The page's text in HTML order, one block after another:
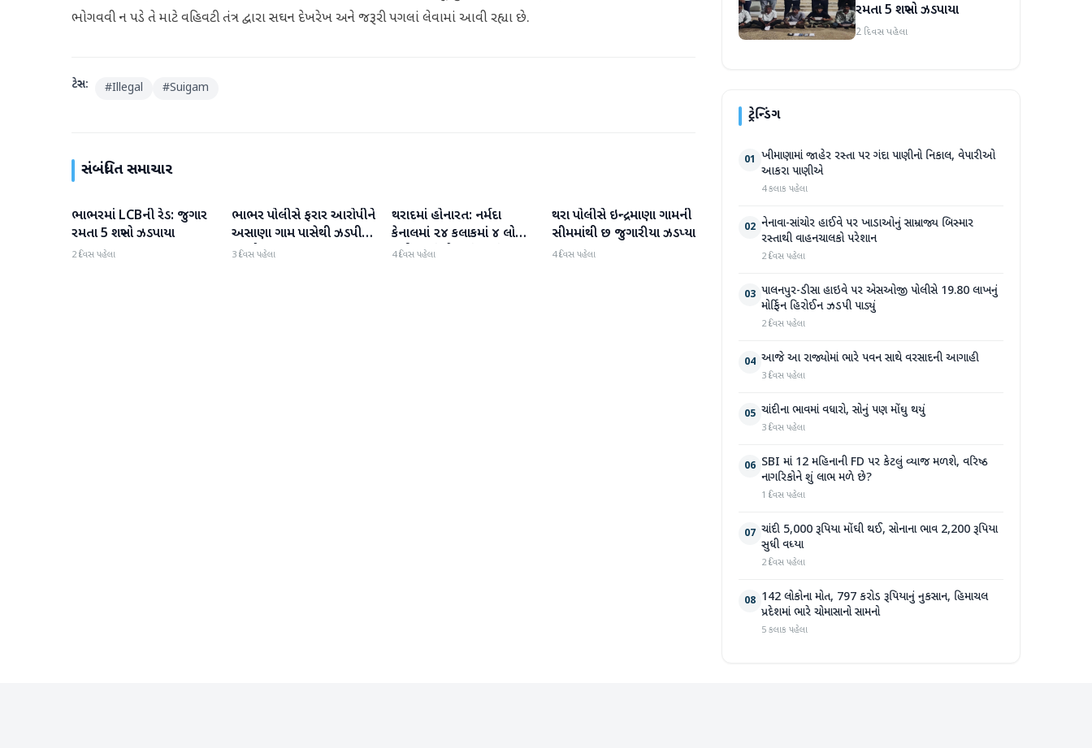
ભોગવવી ન પડે તે માટે વહિવટી તંત્ર દ્વારા સઘન દેખરેખ અને જરૂરી પગલાં લેવામાં આવી રહ્યા છે.
ટેગ્સ: #Illegal #Suigam
સંબંધિત સમાચાર
વાવ-થરાદ
ભાભરમાં LCBની રેડ: જુગાર
રમતા 5 શખ્સો ઝડપાયા
2 દિવસ પહેલા
વાવ-થરાદ
ભાભર પોલીસે ફરાર આરોપીને
અસાણા ગામ પાસેથી ઝડપી
પાડ્યો
3 દિવસ પહેલા
વાવ-થરાદ
થરાદમાં હોનારત: નર્મદા
કેનાલમાં ૨૪ કલાકમાં ૪ લોકો
ડૂબી જતાં મોત, પંથકમાં
4 દિવસ પહેલા
વાવ-થરાદ
થરા પોલીસે ઇન્દ્રમાણા ગામની
સીમમાંથી છ જુગારીયા ઝડપ્યા
4 દિવસ પહેલા
રમતા 5 શખ્સો ઝડપાયા
2 દિવસ પહેલા
ટ્રેન્ડિંગ
01 ખીમાણામાં જાહેર રસ્તા પર ગંદા પાણીનો નિકાલ, વેપારીઓ
આકરા પાણીએ
4 કલાક પહેલા
02 નેનાવા-સાંચોર હાઈવે પર ખાડાઓનું સામ્રાજ્ય બિસ્માર
રસ્તાથી વાહનચાલકો પરેશાન
2 દિવસ પહેલા
03 પાલનપુર-ડીસા હાઇવે પર એસઓજી પોલીસે 19.80 લાખનું
મોર્ફિન હિરોઈન ઝડપી પાડ્યું
2 દિવસ પહેલા
04 આજે આ રાજ્યોમાં ભારે પવન સાથે વરસાદની આગાહી
3 દિવસ પહેલા
05 ચાંદીના ભાવમાં વધારો, સોનું પણ મોંઘુ થયું
3 દિવસ પહેલા
06 SBI માં 12 મહિનાની FD પર કેટલું વ્યાજ મળશે, વરિષ્ઠ
નાગરિકોને શું લાભ મળે છે?
1 દિવસ પહેલા
07 ચાંદી 5,000 રૂપિયા મોંઘી થઈ, સોનાના ભાવ 2,200 રૂપિયા
સુધી વધ્યા
2 દિવસ પહેલા
08 142 લોકોના મોત, 797 કરોડ રૂપિયાનું નુકસાન, હિમાચલ
પ્રદેશમાં ભારે ચોમાસાનો સામનો
5 કલાક પહેલા